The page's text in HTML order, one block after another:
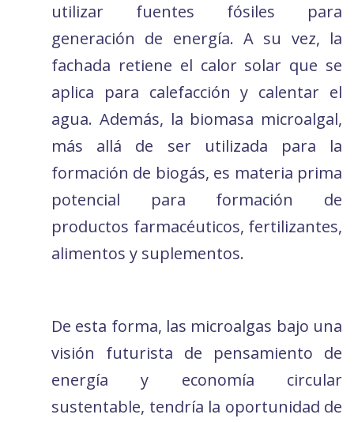
utilizar fuentes fósiles para
generación de energía. A su vez, la
fachada retiene el calor solar que se
aplica para calefacción y calentar el
agua. Además, la biomasa microalgal,
más allá de ser utilizada para la
formación de biogás, es materia prima
potencial para formación de
productos farmacéuticos, fertilizantes,
alimentos y suplementos.
De esta forma, las microalgas bajo una
visión futurista de pensamiento de
energía y economía circular
sustentable, tendría la oportunidad de